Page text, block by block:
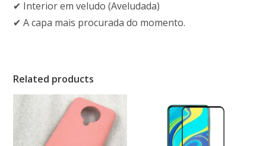
✔ Interior em veludo (Aveludada)
✔ A capa mais procurada do momento.
Related products